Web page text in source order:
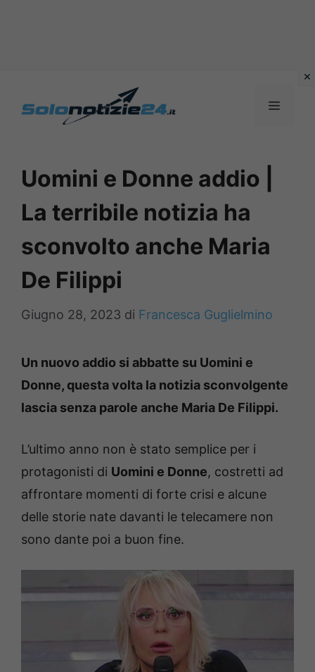
MENU
Uomini e Donne addio |
La terribile notizia ha
sconvolto anche Maria
De Filippi
Giugno 28, 2023 di Francesca Guglielmino
Un nuovo addio si abbatte su Uomini e
Donne, questa volta la notizia sconvolgente
lascia senza parole anche Maria De Filippi.
L’ultimo anno non è stato semplice per i
protagonisti di Uomini e Donne, costretti ad
affrontare momenti di forte crisi e alcune
delle storie nate davanti le telecamere non
sono dante poi a buon fine.